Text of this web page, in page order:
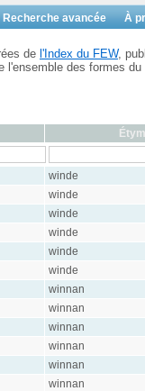
Recherche avancée À
de l'Index du FEW,
l'ensemble des formes du
winde
winde
winde
winde
winde
winde
winnan
winnan
winnan
winnan
winnan
winnan